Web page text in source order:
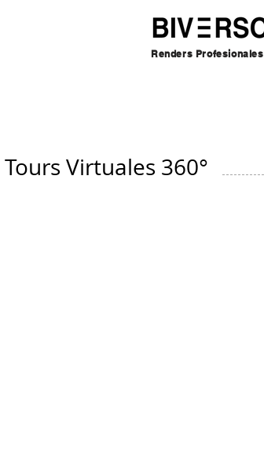
Renders Profesionales
Tours Virtuales 360°